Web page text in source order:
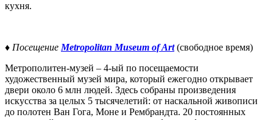
кухня.
♦ ПосещениеMetropolitan Museum of Art (свободное время)
Метрополитен-музей – 4-ый по посещаемости
художественный музей мира, который ежегодно открывает
двери около 6 млн людей. Здесь собраны произведения
искусства за целых 5 тысячелетий: от наскальной живописи
до полотен Ван Гога, Моне и Рембрандта. 20 постоянных